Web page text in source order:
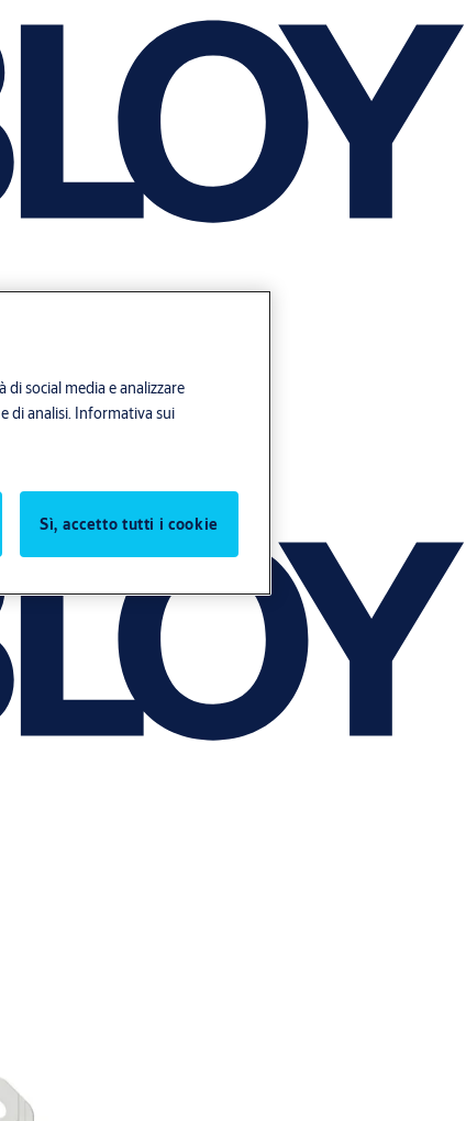
social media e analizzare
di analisi. Informativa sui
Sì, accetto tutti i cookie